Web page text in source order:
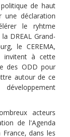
de haut
une déclaration
le ryhtme
DREAL Grand-
le CEREMA,
invitent à cette
des ODD pour
autour de ce
acteurs
de l'Agenda
dans les